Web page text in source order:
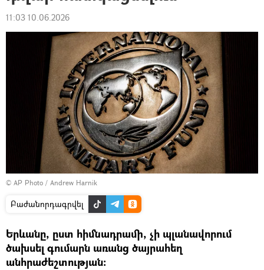
11:03 10.06.2026
© AP Photo / Andrew Harnik
Բաժանորդագրվել
Երևանը, ըստ հիմնադրամի, չի պլանավորում
ծախսել գումարն առանց ծայրահեղ
անհրաժեշտության։